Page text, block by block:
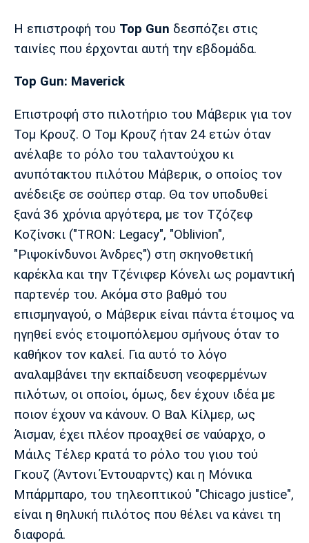
Πολιτισμός
Τραγούδια
Media
Παρασκήνιο
Πρόγραμμα TV
Ιωνικός Κηφισιά Πανσερραϊκός
Μπαρτσελόνα
Ρεάλ
Ατλέτικο
Μαδρίτης
Μάντσεστερ
Γιουνάιτεντ
Τσέλσι Άρσεναλ
Λίβερπουλ
Μάντσεστερ
Γιουβέντους
Ίντερ Μίλαν Μπάγερν
Μπορούσια
Παρί Σεν
Μαρσέιγ
Η επιστροφή του Top Gun δεσπόζει στις
ταινίες που έρχονται αυτή την εβδομάδα.
Top Gun: Maverick
Επιστροφή στο πιλοτήριο του Μάβερικ για τον
Τομ Κρουζ. Ο Τομ Κρουζ ήταν 24 ετών όταν
ανέλαβε το ρόλο του ταλαντούχου κι
ανυπότακτου πιλότου Μάβερικ, ο οποίος τον
ανέδειξε σε σούπερ σταρ. Θα τον υποδυθεί
ξανά 36 χρόνια αργότερα, με τον Τζόζεφ
Κοζίνσκι ("TRON: Legacy", "Oblivion",
"Ριψοκίνδυνοι Άνδρες") στη σκηνοθετική
καρέκλα και την Τζένιφερ Κόνελι ως ρομαντική
παρτενέρ του. Ακόμα στο βαθμό του
επισμηναγού, ο Μάβερικ είναι πάντα έτοιμος να
ηγηθεί ενός ετοιμοπόλεμου σμήνους όταν το
καθήκον τον καλεί. Για αυτό το λόγο
αναλαμβάνει την εκπαίδευση νεοφερμένων
πιλότων, οι οποίοι, όμως, δεν έχουν ιδέα με
ποιον έχουν να κάνουν. Ο Βαλ Κίλμερ, ως
Άισμαν, έχει πλέον προαχθεί σε ναύαρχο, ο
Μάιλς Τέλερ κρατά το ρόλο του γιου τού
Γκουζ (Άντονι Έντουαρντς) και η Μόνικα
Μπάρμπαρο, του τηλεοπτικού "Chicago justice",
είναι η θηλυκή πιλότος που θέλει να κάνει τη
διαφορά.